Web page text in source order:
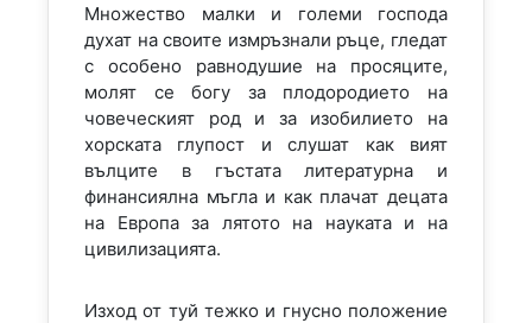
Множество малки и големи господа
духат на своите измръзнали ръце, гледат
с особено равнодушие на просяците,
молят се богу за плодородието на
човеческият род и за изобилието на
хорската глупост и слушат как вият
вълците в гъстата литературна и
финансиялна мъгла и как плачат децата
на Европа за лятото на науката и на
цивилизацията.
Изход от туй тежко и гнусно положение